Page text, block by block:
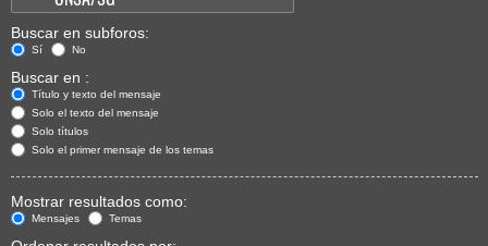
Buscar en subforos:
Sí No
Buscar en :
Título y texto del mensaje
Solo el texto del mensaje
Solo títulos
Solo el primer mensaje de los temas
Mostrar resultados como:
Mensajes Temas